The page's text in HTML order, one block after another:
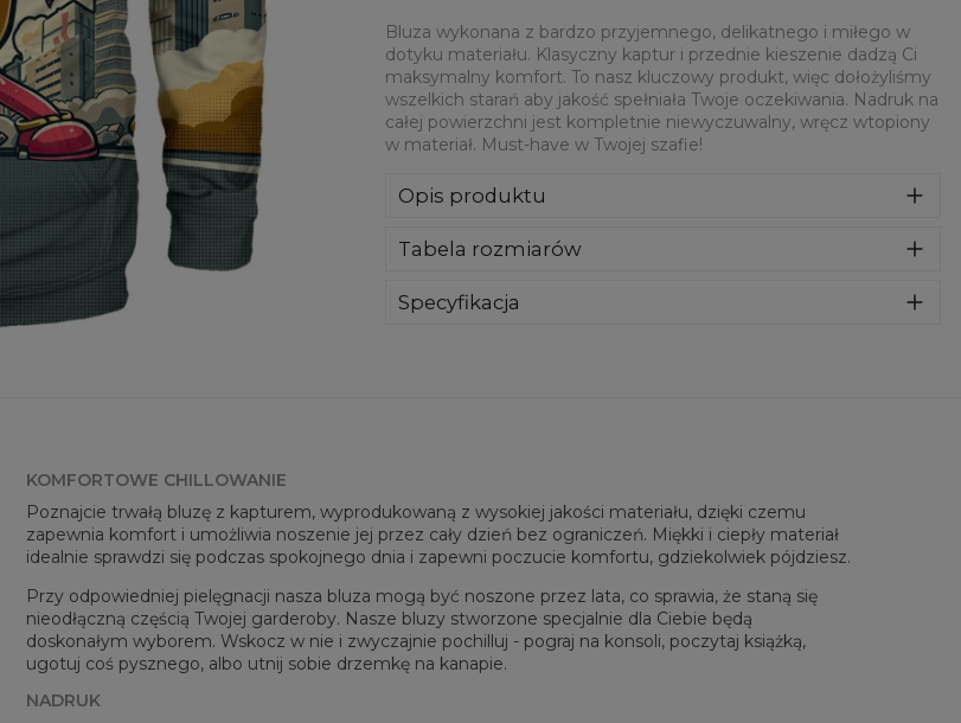
Bluza wykonana z bardzo przyjemnego, delikatnego i miłego w
dotyku materiału. Klasyczny kaptur i przednie kieszenie dadzą Ci
maksymalny komfort. To nasz kluczowy produkt, więc dołożyliśmy
wszelkich starań aby jakość spełniała Twoje oczekiwania. Nadruk na
całej powierzchni jest kompletnie niewyczuwalny, wręcz wtopiony
w materiał. Must-have w Twojej szafie!
Opis produktu
dotyku materiału. Klasyczny kaptur i przednie kieszenie dadzą
dołożyliśmy wszelkich starań aby jakość spełniała Twoje
Tabela rozmiarów
Specyfikacja
KOMFORTOWE CHILLOWANIE
Poznajcie trwałą bluzę z kapturem, wyprodukowaną z wysokiej jakości materiału, dzięki czemu
zapewnia komfort i umożliwia noszenie jej przez cały dzień bez ograniczeń. Miękki i ciepły materiał
idealnie sprawdzi się podczas spokojnego dnia i zapewni poczucie komfortu, gdziekolwiek pójdziesz.
Przy odpowiedniej pielęgnacji nasza bluza mogą być noszone przez lata, co sprawia, że staną się
nieodłączną częścią Twojej garderoby. Nasze bluzy stworzone specjalnie dla Ciebie będą
doskonałym wyborem. Wskocz w nie i zwyczajnie pochilluj - pograj na konsoli, poczytaj książką,
ugotuj coś pysznego, albo utnij sobie drzemkę na kanapie.
NADRUK